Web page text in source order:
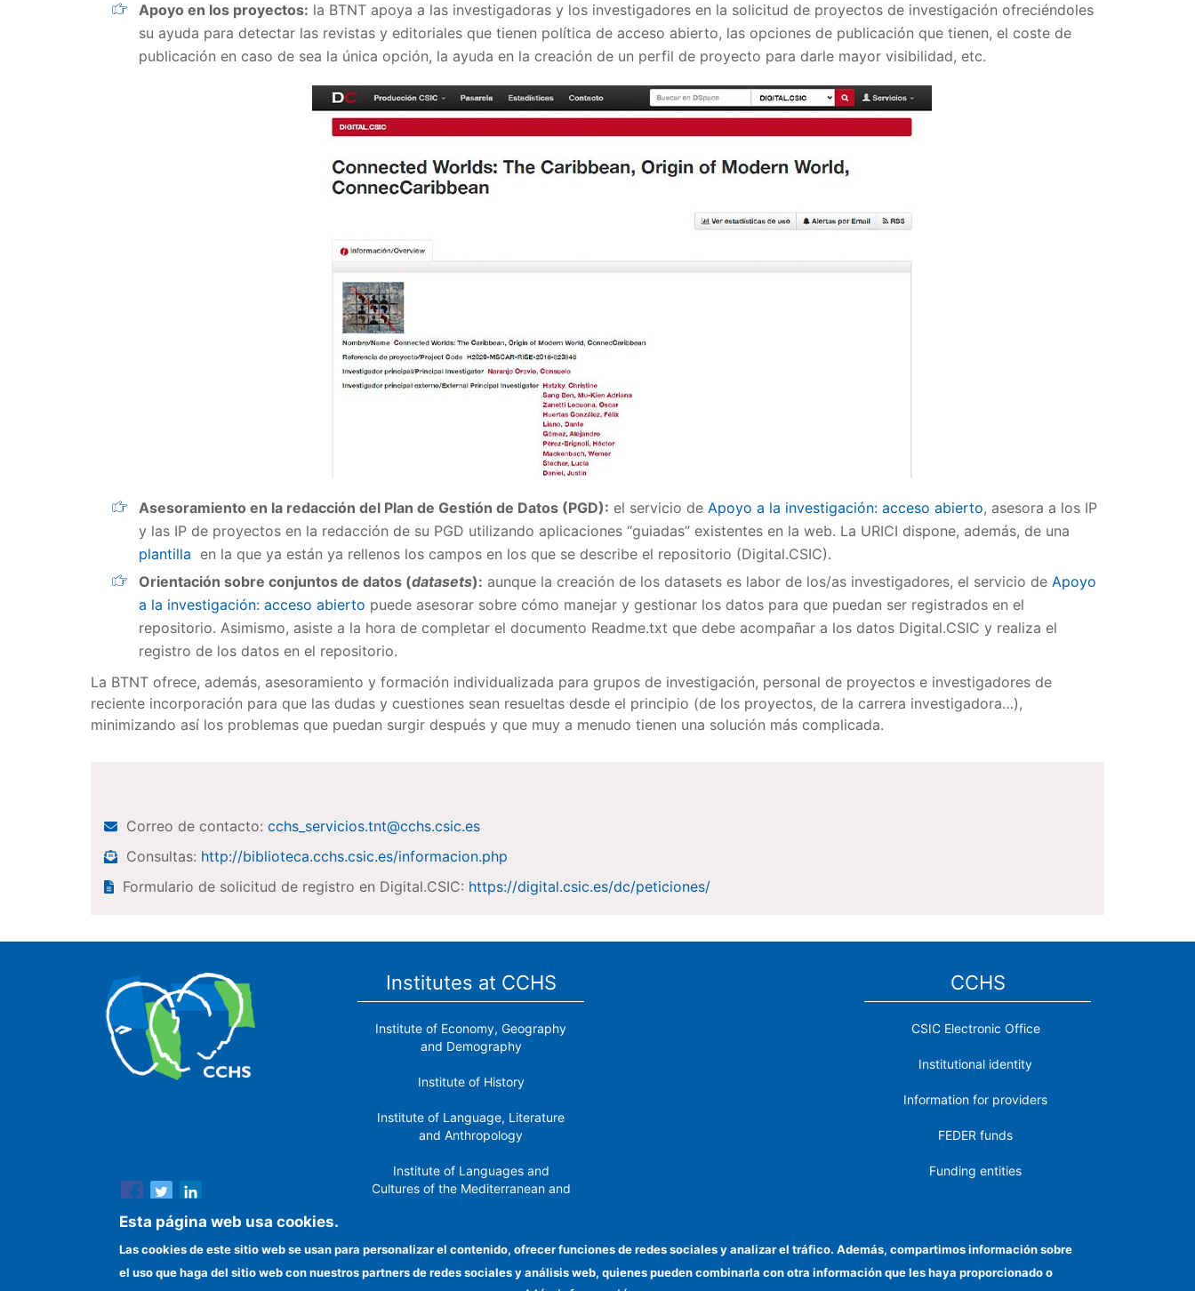
Apoyo en los proyectos: la BTNT apoya a las investigadoras y los investigadores en la solicitud de proyectos de investigación ofreciéndoles
su ayuda para detectar las revistas y editoriales que tienen política de acceso abierto, las opciones de publicación que tienen, el coste de
publicación en caso de sea la única opción, la ayuda en la creación de un perfil de proyecto para darle mayor visibilidad, etc.
Asesoramiento en la redacción del Plan de Gestión de Datos (PGD): el servicio de Apoyo a la investigación: acceso abierto, asesora a los IP
y las IP de proyectos en la redacción de su PGD utilizando aplicaciones “guiadas” existentes en la web. La URICI dispone, además, de una
plantilla en la que ya están ya rellenos los campos en los que se describe el repositorio (Digital.CSIC).
Orientación sobre conjuntos de datos (datasets): aunque la creación de los datasets es labor de los/as investigadores, el servicio de Apoyo
a la investigación: acceso abierto puede asesorar sobre cómo manejar y gestionar los datos para que puedan ser registrados en el
repositorio. Asimismo, asiste a la hora de completar el documento Readme.txt que debe acompañar a los datos Digital.CSIC y realiza el
registro de los datos en el repositorio.
La BTNT ofrece, además, asesoramiento y formación individualizada para grupos de investigación, personal de proyectos e investigadores de
reciente incorporación para que las dudas y cuestiones sean resueltas desde el principio (de los proyectos, de la carrera investigadora…),
minimizando así los problemas que puedan surgir después y que muy a menudo tienen una solución más complicada.
Correo de contacto: cchs_servicios.tnt@cchs.csic.es
Consultas: http://biblioteca.cchs.csic.es/informacion.php
Formulario de solicitud de registro en Digital.CSIC: https://digital.csic.es/dc/peticiones/
Institutes at CCHS
Institute of Economy, Geography
and Demography
Institute of History
Institute of Language, Literature
and Anthropology
Institute of Languages ​​and
Cultures of the Mediterranean and
Institute of Philosophy
Institute of Public Policies and
CCHS
CSIC Electronic Office
Institutional identity
Information for providers
FEDER funds
Funding entities
Location
Esta página web usa cookies.
Las cookies de este sitio web se usan para personalizar el contenido, ofrecer funciones de redes sociales y analizar el tráfico. Además, compartimos información sobre
el uso que haga del sitio web con nuestros partners de redes sociales y análisis web, quienes pueden combinarla con otra información que les haya proporcionado o